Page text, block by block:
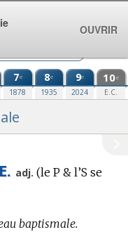
7e
1878
8e
1935
9e
2024
10e
E.C.
adj. (le P & l’S se
baptismale.
OUVRIR